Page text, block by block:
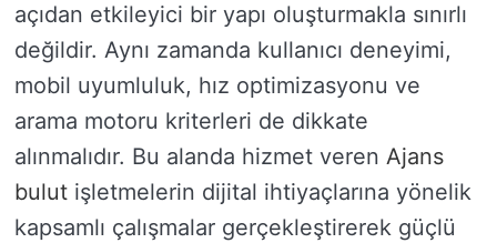
açıdan etkileyici bir yapı oluşturmakla sınırlı
değildir. Aynı zamanda kullanıcı deneyimi,
mobil uyumluluk, hız optimizasyonu ve
arama motoru kriterleri de dikkate
alınmalıdır. Bu alanda hizmet veren Ajans
bulut işletmelerin dijital ihtiyaçlarına yönelik
kapsamlı çalışmalar gerçekleştirerek güçlü